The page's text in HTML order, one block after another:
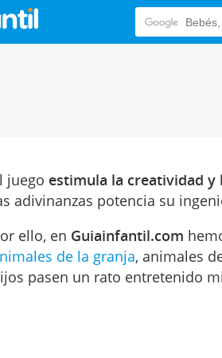
juego estimula la creatividad y
adivinanzas potencia su
ello, en Guiainfantil.com
de la granja, animales
pasen un rato entretenido